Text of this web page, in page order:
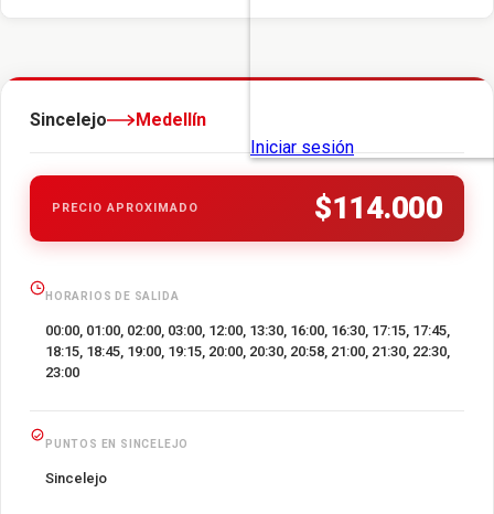
Sincelejo Medellín
PRECIO APROXIMADO $114.000
HORARIOS DE SALIDA
00:00, 01:00, 02:00, 03:00, 12:00, 13:30, 16:00, 16:30, 17:15, 17:45,
18:15, 18:45, 19:00, 19:15, 20:00, 20:30, 20:58, 21:00, 21:30, 22:30,
23:00
PUNTOS EN SINCELEJO
Sincelejo